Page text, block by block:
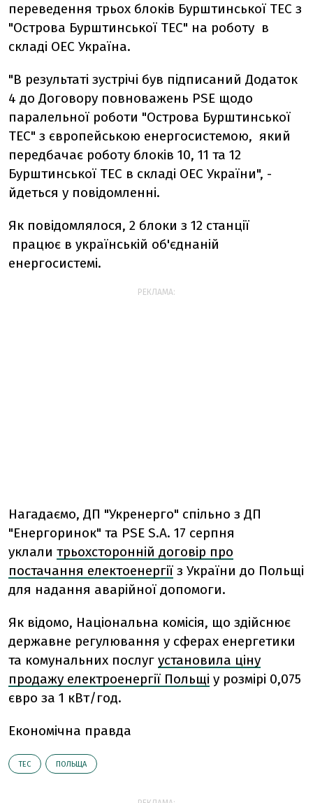
переведення трьох блоків Бурштинської ТЕС з
"Острова Бурштинської ТЕС" на роботу в
складі ОЕС Україна.
"В результаті зустрічі був підписаний Додаток
4 до Договору повноважень PSE щодо
паралельної роботи "Острова Бурштинської
ТЕС" з європейською енергосистемою, який
передбачає роботу блоків 10, 11 та 12
Бурштинської ТЕС в складі ОЕС України", -
йдеться у повідомленні.
Як повідомлялося, 2 блоки з 12 станції
працює в українській об'єднаній
енергосистемі.
РЕКЛАМА:
Нагадаємо, ДП "Укренерго" спільно з ДП
"Енергоринок" та PSE S.A. 17 серпня
уклали трьохсторонній договір про
постачання електоенергії з України до Польщі
для надання аварійної допомоги.
Як відомо, Національна комісія, що здійснює
державне регулювання у сферах енергетики
та комунальних послуг установила ціну
продажу електроенергії Польщі у розмірі 0,075
євро за 1 кВт/год.
Економічна правда
ТЕС ПОЛЬЩА